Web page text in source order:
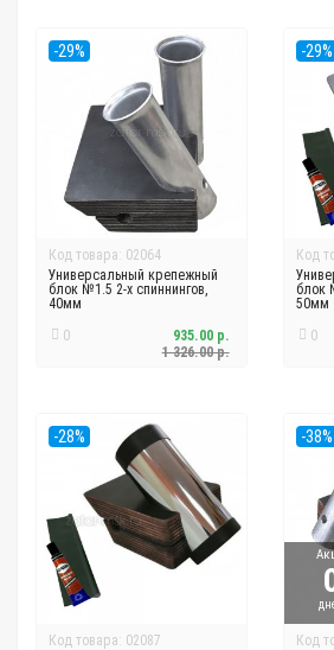
-29%
Код товара: 02064
Универсальный крепежный
блок №1.5 2-х спиннингов,
40мм
0
1 326.00 р.
935.00 р.
-29%
Код
блок
50мм
0
-28%
Код товара: 02087
-38%
Код